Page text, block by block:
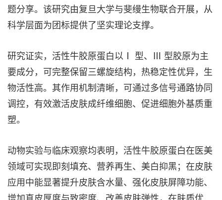
题分享。该研究由复旦大学与斐缦生物联合开展，从
科学层面为团标提供了坚实理论支撑。
研究证实，活性牛胶原蛋白以Ⅰ 型、Ⅲ 型胶原为主
要成分，可完整保留三螺旋结构，热稳定性优异，生
物活性高。其作用机制清晰，可通过多信号通路协同
调控，有效激活皮肤成纤维细胞、促进细胞外基质重
塑。
动物实验与临床观察均表明，活性牛胶原蛋白在医美
领域可实现即刻填充、营养再生、美白抑黑；在皮肤
应用中能显著提升皮肤含水量、强化皮肤屏障功能、